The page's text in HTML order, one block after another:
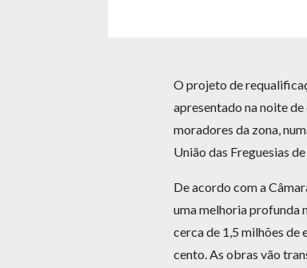
O projeto de
apresentado na noite
moradores da zona,
União das Freguesias
De acordo com a
uma melhoria profunda
cerca de 1,5 milhões
cento. As obras vão